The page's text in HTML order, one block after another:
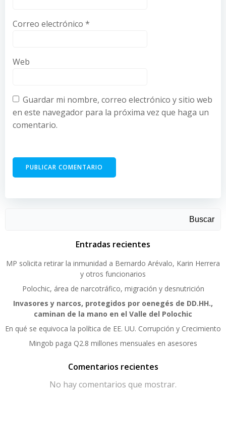
Correo electrónico *
Web
Guardar mi nombre, correo electrónico y sitio web
en este navegador para la próxima vez que haga un
comentario.
Buscar
Entradas recientes
MP solicita retirar la inmunidad a Bernardo Arévalo, Karin Herrera
y otros funcionarios
Polochic, área de narcotráfico, migración y desnutrición
Invasores y narcos, protegidos por oenegés de DD.HH.,
caminan de la mano en el Valle del Polochic
En qué se equivoca la política de EE. UU. Corrupción y Crecimiento
Mingob paga Q2.8 millones mensuales en asesores
Comentarios recientes
No hay comentarios que mostrar.